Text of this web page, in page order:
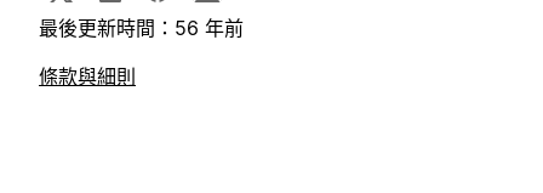
最後更新時間：56 年前
條款與細則